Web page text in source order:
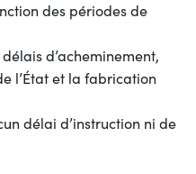
des périodes de
d’acheminement,
l’État et la fabrication
délai d’instruction ni de